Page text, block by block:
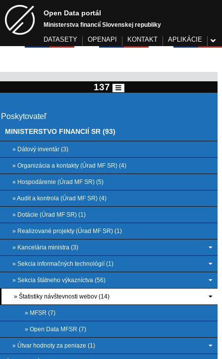
Open Data portál
Ministerstva financií Slovenskej republiky
DATASETY OPENAPI KONTAKT APLIKÁCIE
137
Poskytovateľ
MINISTERSTVO FINANCIÍ SR (93)
» Dátový inventár (3)
» Organizácia a kontakty (Úrad MF SR) (4)
» Hospodárenie (Úrad MF SR) (5)
» Audit a kontrola (Úrad MF SR) (4)
» Dotácie (Úrad MF SR) (1)
» Realizované projekty (Úrad MF SR) (1)
» Kancelária ministra (3)
» Sekcia informačných technológií (1)
» Sekcia štátneho výkazníctva (56)
» Štatistiky návštevnosti webov (14)
» MFSR (7)
» Open Data MFSR (7)
» Útvar hodnoty za peniaze (1)